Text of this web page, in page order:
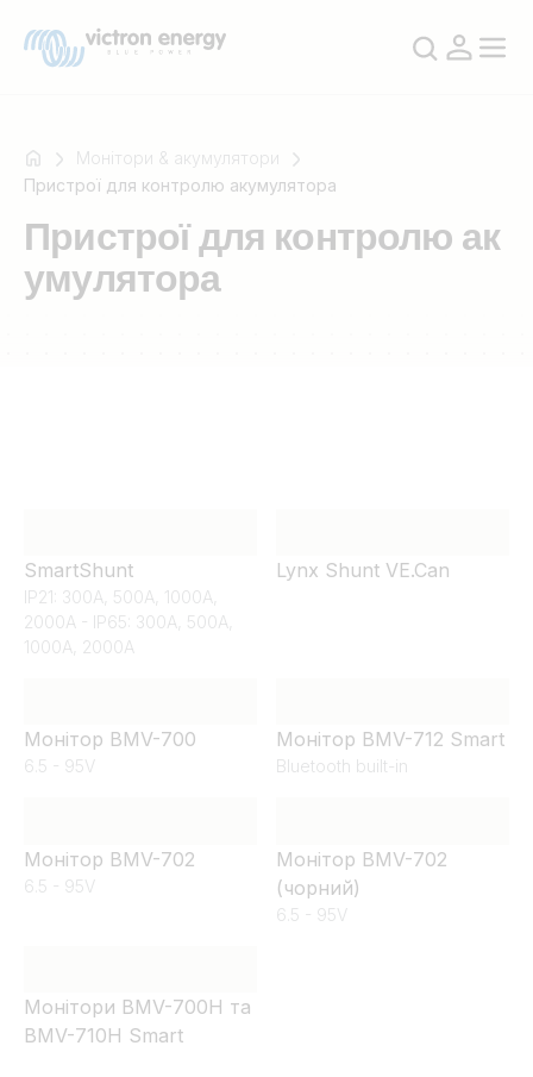
Наприклад
SmartSolar
Монітори & акумулятори
Пристрої для контролю акумулятора
Пристрої для контролю ак
умулятора
SmartShunt
IP21: 300A, 500A, 1000A,
2000A - IP65: 300A, 500A,
1000A, 2000A
Lynx Shunt VE.Can
Монітор BMV-700
6.5 - 95V
Монітор BMV-712 Smart
Bluetooth built-in
Монітор BMV-702
6.5 - 95V
Монітор BMV-702
(чорний)
6.5 - 95V
Монітори BMV-700H та
BMV-710H Smart